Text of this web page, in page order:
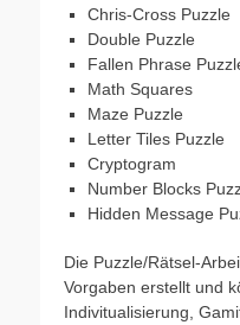
Chris-Cross Puzzle
Double Puzzle
Fallen Phrase
Math Squares
Maze Puzzle
Letter Tiles Puzzle
Cryptogram
Number Blocks
Hidden Message
Die Puzzle/Rätsel-
Vorgaben erstellt und
Indivitualisierung,